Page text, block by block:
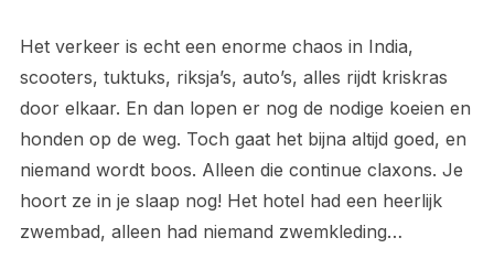
Het verkeer is echt een enorme chaos in India,
scooters, tuktuks, riksja’s, auto’s, alles rijdt kriskras
door elkaar. En dan lopen er nog de nodige koeien en
honden op de weg. Toch gaat het bijna altijd goed, en
niemand wordt boos. Alleen die continue claxons. Je
hoort ze in je slaap nog! Het hotel had een heerlijk
zwembad, alleen had niemand zwemkleding…